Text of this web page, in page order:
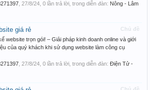
27/8/24 , 0 lần trả lời, trong diễn đàn: Nông - Lâm
Chủ đề
giá rẻ
website trọn gói! – Giải pháp kinh doanh online và giới
của quý khách khi sử dụng website làm công cụ
27/8/24 , 0 lần trả lời, trong diễn đàn: Điện Tử -